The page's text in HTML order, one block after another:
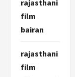
rajasthani
film
bairan
rajasthani
film